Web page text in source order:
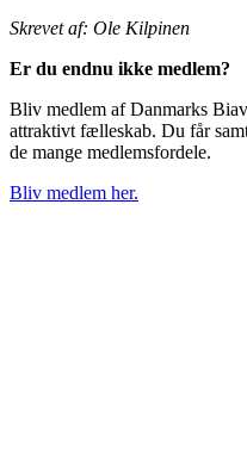
Skrevet af: Ole Kilpinen
Er du endnu ikke medlem?
Bliv medlem af Danmarks
attraktivt fælleskab. Du får
de mange medlemsfordele.
Bliv medlem her.